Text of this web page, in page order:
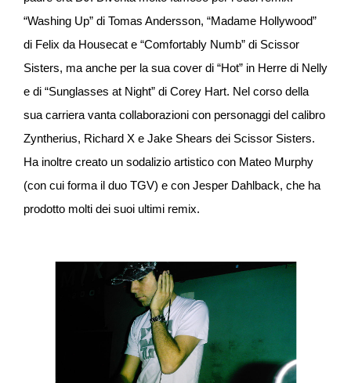
“Washing Up” di Tomas Andersson, “Madame Hollywood”
di Felix da Housecat e “Comfortably Numb” di Scissor
Sisters, ma anche per la sua cover di “Hot” in Herre di Nelly
e di “Sunglasses at Night” di Corey Hart. Nel corso della
sua carriera vanta collaborazioni con personaggi del calibro
Zyntherius, Richard X e Jake Shears dei Scissor Sisters.
Ha inoltre creato un sodalizio artistico con Mateo Murphy
(con cui forma il duo TGV) e con Jesper Dahlback, che ha
prodotto molti dei suoi ultimi remix.